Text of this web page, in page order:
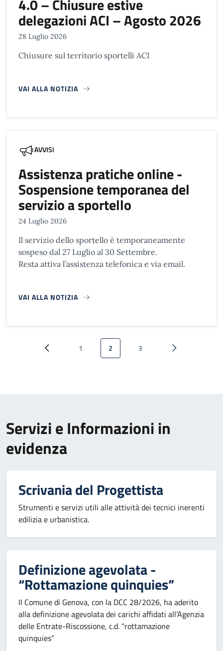
4.0 – Chiusure estive
delegazioni ACI – Agosto 2026
28 Luglio 2026
Chiusure sul territorio sportelli ACI
VAI ALLA NOTIZIA
AVVISI
Assistenza pratiche online -
Sospensione temporanea del
servizio a sportello
24 Luglio 2026
Il servizio dello sportello è temporaneamente
sospeso dal 27 Luglio al 30 Settembre.
Resta attiva l’assistenza telefonica e via email.
VAI ALLA NOTIZIA
Paginazione
Pagina precedente
Pagina
1 Pagina attuale
2 Pagina
3 Pagina
Servizi e Informazioni in
evidenza
Scrivania del Progettista
Strumenti e servizi utili alle attività dei tecnici inerenti
edilizia e urbanistica.
Definizione agevolata -
“Rottamazione quinquies”
Il Comune di Genova, con la DCC 28/2026, ha aderito
alla definizione agevolata dei carichi affidati all’Agenzia
delle Entrate-Riscossione, c.d. “rottamazione
quinquies”